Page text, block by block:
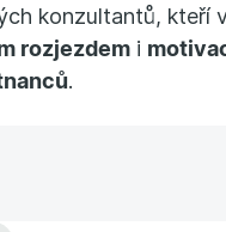
konzultantů, kteří
rozjezdem i
.